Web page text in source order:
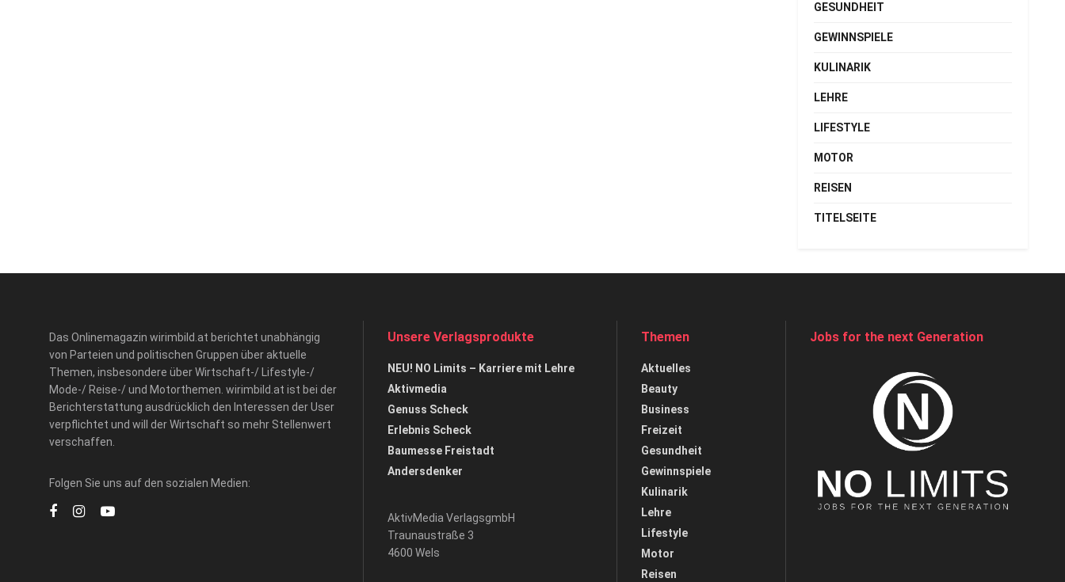
GESUNDHEIT
GEWINNSPIELE
KULINARIK
LEHRE
LIFESTYLE
MOTOR
REISEN
TITELSEITE
Das Onlinemagazin wirimbild.at berichtet unabhängig
von Parteien und politischen Gruppen über aktuelle
Themen, insbesondere über Wirtschaft-/ Lifestyle-/
Mode-/ Reise-/ und Motorthemen. wirimbild.at ist bei der
Berichterstattung ausdrücklich den Interessen der User
verpflichtet und will der Wirtschaft so mehr Stellenwert
verschaffen.
Folgen Sie uns auf den sozialen Medien:
Unsere Verlagsprodukte
NEU! NO Limits – Karriere mit Lehre
Aktivmedia
Genuss Scheck
Erlebnis Scheck
Baumesse Freistadt
Andersdenker
AktivMedia VerlagsgmbH
Traunaustraße 3
4600 Wels
Themen
Aktuelles
Beauty
Business
Freizeit
Gesundheit
Gewinnspiele
Kulinarik
Lehre
Lifestyle
Motor
Reisen
Jobs for the next Generation